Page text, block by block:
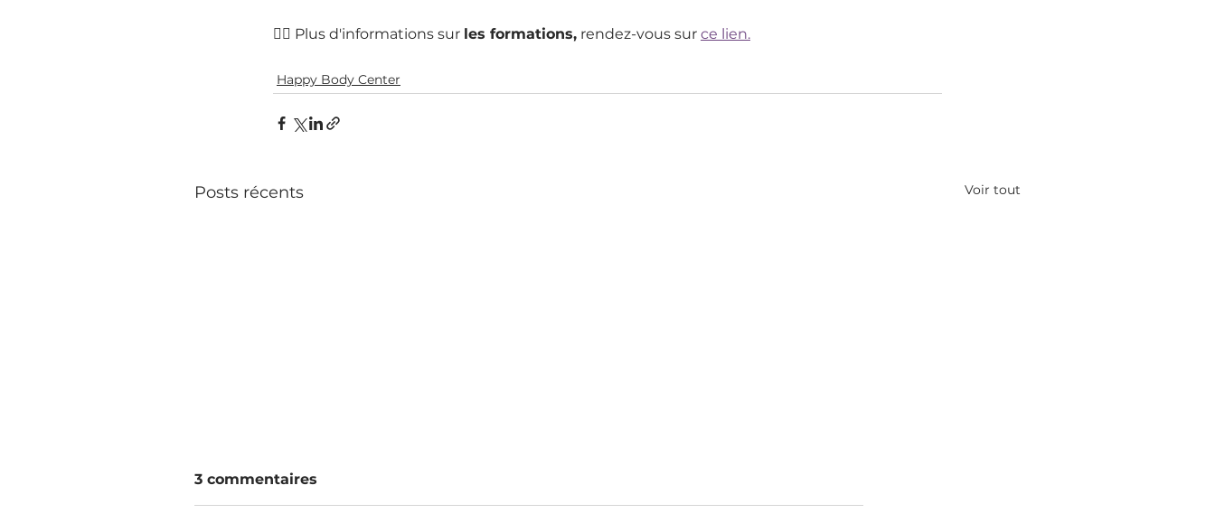
👉🏻 Plus d'informations sur les formations, rendez-vous sur ce lien.
Happy Body Center
Posts récents Voir tout
3 commentaires